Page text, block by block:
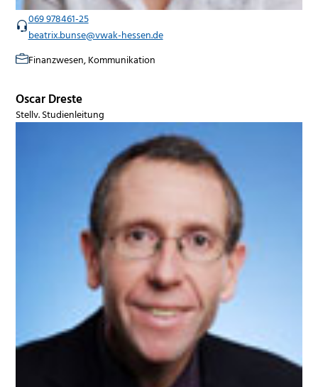
069 978461-25
beatrix.bunse@vwak-hessen.de
Finanzwesen, Kommunikation
Oscar Dreste
Stellv. Studienleitung